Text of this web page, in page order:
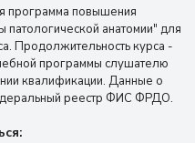
программа повышения
анатомии" для
Продолжительность курса -
программы слушателю
квалификации. Данные о
реестр ФИС ФРДО.